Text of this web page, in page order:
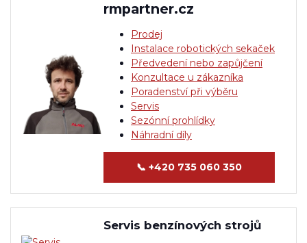
rmpartner.cz
Prodej
Instalace robotických sekaček
Předvedení nebo zapůjčení
Konzultace u zákazníka
Poradenství při výběru
Servis
Sezónní prohlídky
Náhradní díly
📞 +420 735 060 350
Servis benzínových strojů